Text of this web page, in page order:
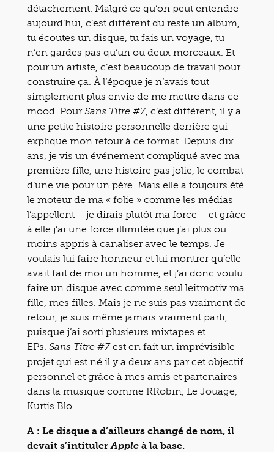
détachement. Malgré ce qu’on peut entendre
aujourd’hui, c’est différent du reste un album,
tu écoutes un disque, tu fais un voyage, tu
n’en gardes pas qu’un ou deux morceaux. Et
pour un artiste, c’est beaucoup de travail pour
construire ça. À l’époque je n’avais tout
simplement plus envie de me mettre dans ce
mood. PourSans Titre #7, c’est différent, il y a
une petite histoire personnelle derrière qui
explique mon retour à ce format. Depuis dix
ans, je vis un événement compliqué avec ma
première fille, une histoire pas jolie, le combat
d’une vie pour un père. Mais elle a toujours été
le moteur de ma « folie » comme les médias
l’appellent – je dirais plutôt ma force – et grâce
à elle j’ai une force illimitée que j’ai plus ou
moins appris à canaliser avec le temps. Je
voulais lui faire honneur et lui montrer qu’elle
avait fait de moi un homme, et j’ai donc voulu
faire un disque avec comme seul leitmotiv ma
fille, mes filles. Mais je ne suis pas vraiment de
retour, je suis même jamais vraiment parti,
puisque j’ai sorti plusieurs mixtapes et
EPs. Sans Titre #7est en fait un imprévisible
projet qui est né il y a deux ans par cet objectif
personnel et grâce à mes amis et partenaires
dans la musique comme RRobin, Le Jouage,
Kurtis Blo…
A : Le disque a d’ailleurs changé de nom, il
devait s’intitulerApple à la base.